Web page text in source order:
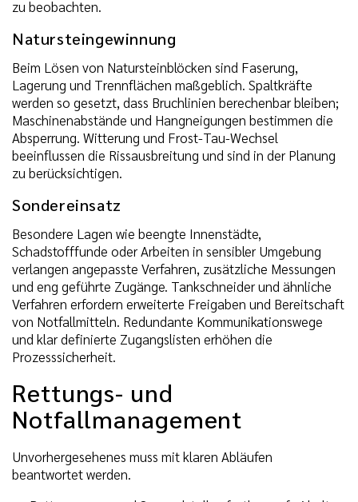
zu beobachten.
Natursteingewinnung
Beim Lösen von Natursteinblöcken sind Faserung,
Lagerung und Trennflächen maßgeblich. Spaltkräfte
werden so gesetzt, dass Bruchlinien berechenbar bleiben;
Maschinenabstände und Hangneigungen bestimmen die
Absperrung. Witterung und Frost-Tau-Wechsel
beeinflussen die Rissausbreitung und sind in der Planung
zu berücksichtigen.
Sondereinsatz
Besondere Lagen wie beengte Innenstädte,
Schadstofffunde oder Arbeiten in sensibler Umgebung
verlangen angepasste Verfahren, zusätzliche Messungen
und eng geführte Zugänge. Tankschneider und ähnliche
Verfahren erfordern erweiterte Freigaben und Bereitschaft
von Notfallmitteln. Redundante Kommunikationswege
und klar definierte Zugangslisten erhöhen die
Prozesssicherheit.
Rettungs- und
Notfallmanagement
Unvorhergesehenes muss mit klaren Abläufen
beantwortet werden.